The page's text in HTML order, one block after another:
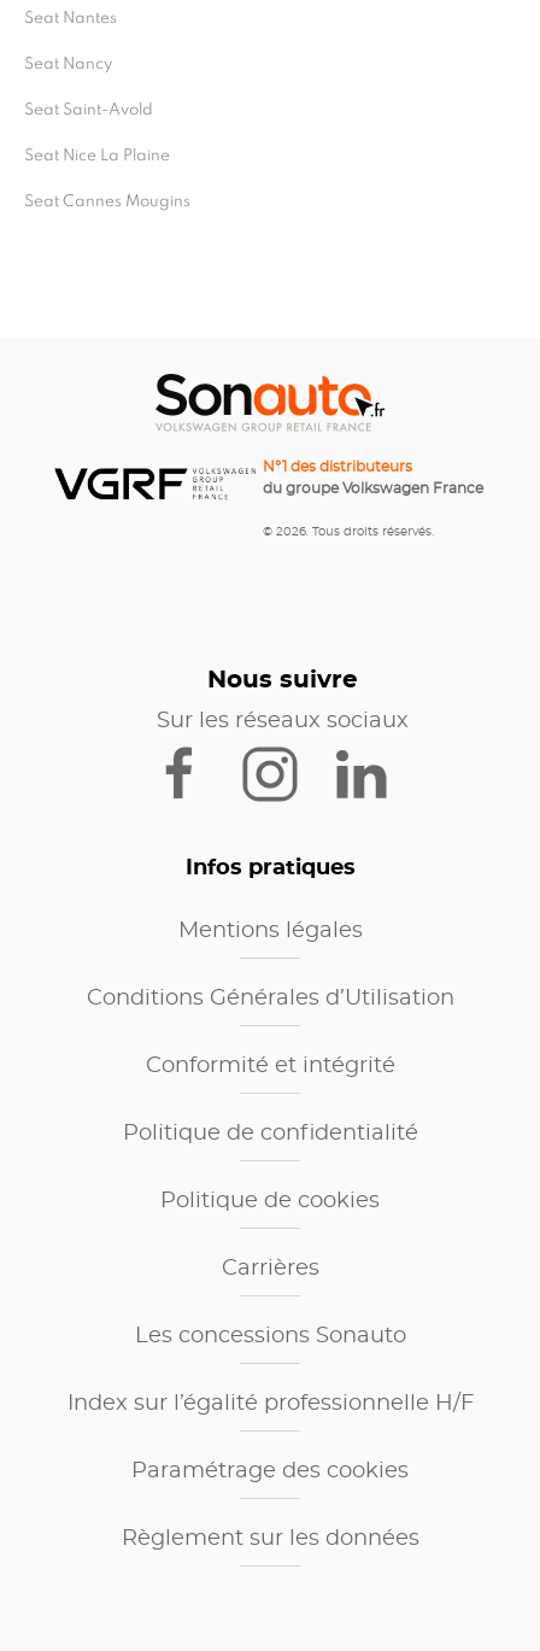
Seat Nantes
Seat Nancy
Seat Saint-Avold
Seat Nice La Plaine
Seat Cannes Mougins
N°1 des distributeurs
du groupe Volkswagen France
© 2026. Tous droits réservés.
Nous suivre
Sur les réseaux sociaux
Infos pratiques
Mentions légales
Conditions Générales d’Utilisation
Conformité et intégrité
Politique de confidentialité
Politique de cookies
Carrières
Les concessions Sonauto
Index sur l’égalité professionnelle H/F
Paramétrage des cookies
Règlement sur les données